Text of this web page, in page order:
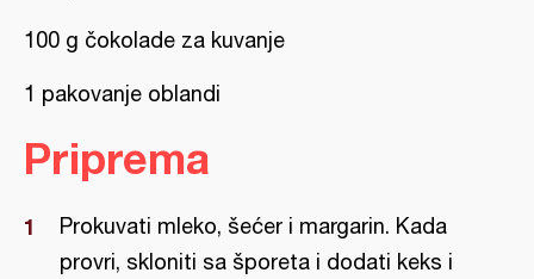
100 g čokolade za kuvanje
1 pakovanje oblandi
Priprema
Prokuvati mleko, šećer i margarin. Kada
provri, skloniti sa šporeta i dodati keks i